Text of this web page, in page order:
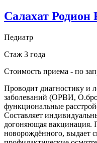
Салахат Родион
Педиатр
Стаж 3 года
Стоимость приема - по
Проводит диагностику и
заболеваний (ОРВИ,
функциональные
Составляет
догоняющая вакцинация.
новорождённого, выдает